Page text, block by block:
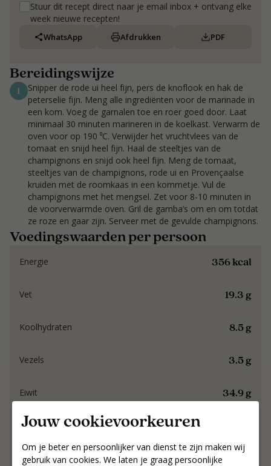
Jouw cookievoorkeuren
Om je beter en persoonlijker van dienst te zijn maken wij
gebruik van cookies. We laten je graag persoonlijke
Stuur dit recept direct naar je email inbox + ontvang elke
week nieuwe recepten!
WhatsApp Afdrukken PDF
Bereidingswijze
1
Snipper de rode ui heel fijn, pers de knoflook en hak de
peterselie fijn. Meng alle ingrediënten voor de marinade in
een kom. Voeg de garnalen toe en roer goed door. Laat
minimaal 30 minuten marineren in de koelkast. Verwarm de
oven voor op 190 ⁰C. Verwijder het vruchtvlees van de
tomaat en snijd heel fijn. Haal de steeltjes van de
champignons en snijd ook heel fijn. Meng de tomaat,
steeltjes van de champignons, rode ui en Provençaalse
kruiden met de roomkaas in een kommetje. Vul de
champignons met het mengsel. Zet voor 8-10 minuten in
de voorverwarmde oven. Gril de gamba’s om en om totdat
ze roze en gaar zijn. Serveer met de gevulde champignons.
Voedingswaarden per persoon
356 kcal
Energie
19.3 g
Vet
8.5 g
Koolhydraten
3.5 g
Vezels
34.9 g
Eiwit
Samen werken aan
resultaat dat blijft.